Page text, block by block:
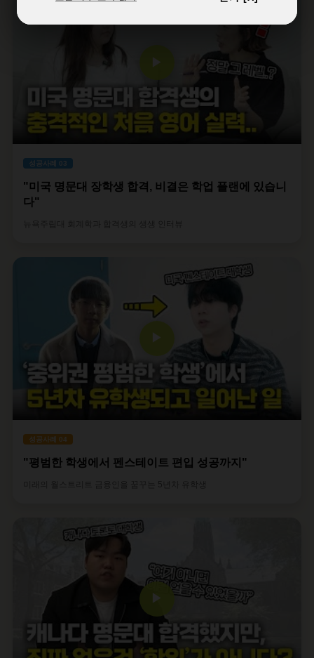
▶
성공사례 03
"미국 명문대 장학생 합격, 비결은 학업 플랜에 있습니
다"
▶
성공사례 04
"평범한 학생에서 펜스테이트 편입 성공까지"
▶